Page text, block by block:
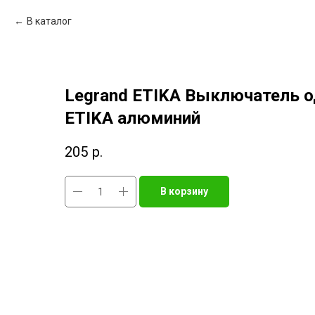
В каталог
Legrand ETIKA Выключатель
ETIKA алюминий
205 р.
В корзину